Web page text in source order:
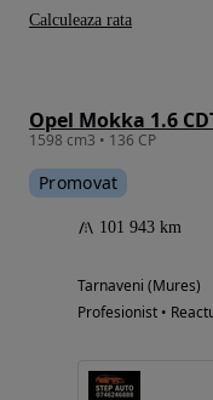
Opel Mokka 1.6
1598 cm3 • 136 CP
Promovat
101 943 km
Tarnaveni (Mures)
Profesionist •
Calculeaza rata